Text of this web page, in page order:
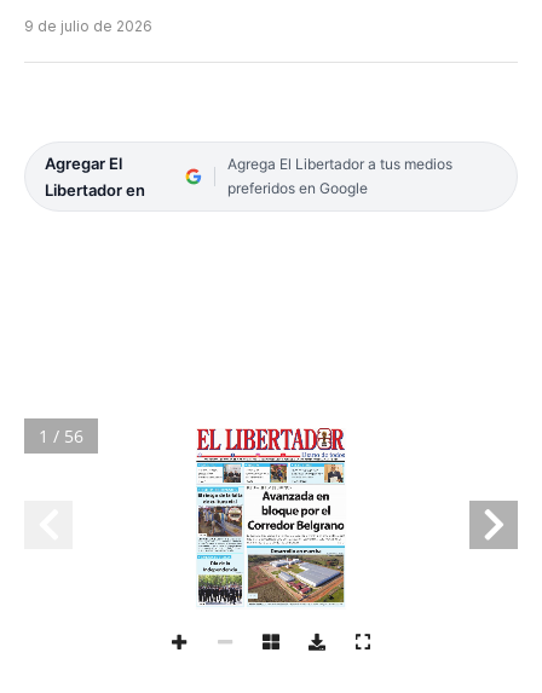
9 de julio de 2026
Agregar El
Libertador en
Agrega El Libertador a tus medios
preferidos en Google
1 / 56